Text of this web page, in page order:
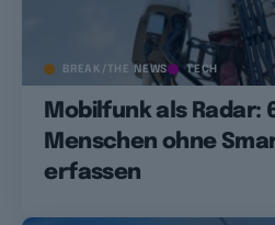
BREAK/THE NEWS TECH
Mobilfunk als Radar:
Menschen ohne
erfassen